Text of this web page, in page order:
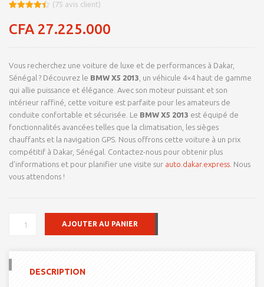
sur 5
basé sur
client
(75 avis client)
CFA 27.225.000
Vous recherchez une voiture de luxe et de performances à Dakar,
Sénégal ? Découvrez le BMW X5 2013 , un véhicule 4×4 haut de gamme
qui allie puissance et élégance. Avec son moteur puissant et son
intérieur raffiné, cette voiture est parfaite pour les amateurs de
conduite confortable et sécurisée. Le BMW X5 2013 est équipé de
fonctionnalités avancées telles que la climatisation, les sièges
chauffants et la navigation GPS. Nous offrons cette voiture à un prix
compétitif à Dakar, Sénégal. Contactez-nous pour obtenir plus
d’informations et pour planifier une visite sur auto.dakar.express . Nous
vous attendons !
QUANTITÉ
AJOUTER AU PANIER
DESCRIPTION